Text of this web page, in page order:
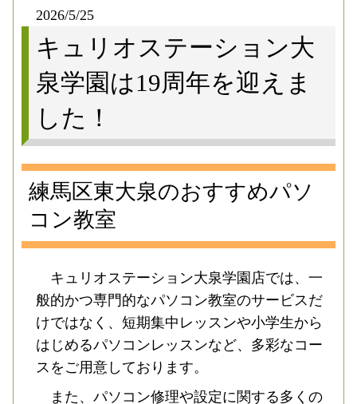
2026/5/25
キュリオステーション大
泉学園は19周年を迎えま
した！
練馬区東大泉のおすすめパソ
コン教室
キュリオステーション大泉学園店では、一
般的かつ専門的なパソコン教室のサービスだ
けではなく、短期集中レッスンや小学生から
はじめるパソコンレッスンなど、多彩なコー
スをご用意しております。
また、パソコン修理や設定に関する多くの